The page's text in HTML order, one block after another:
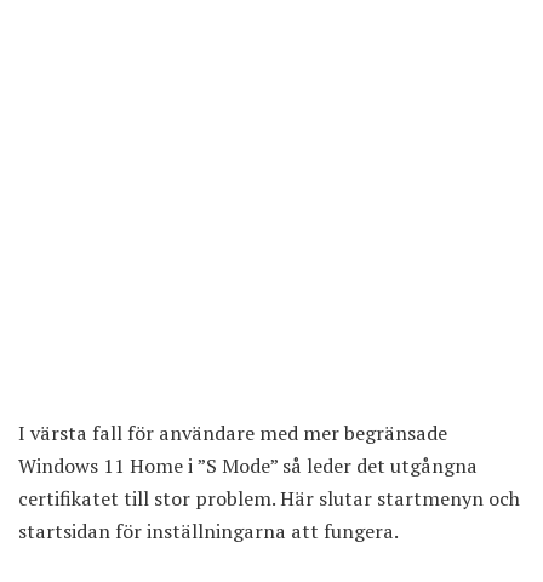
I värsta fall för användare med mer begränsade
Windows 11 Home i ”S Mode” så leder det utgångna
certifikatet till stor problem. Här slutar startmenyn och
startsidan för inställningarna att fungera.